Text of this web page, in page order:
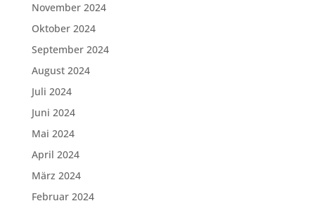
November 2024
Oktober 2024
September 2024
August 2024
Juli 2024
Juni 2024
Mai 2024
April 2024
März 2024
Februar 2024